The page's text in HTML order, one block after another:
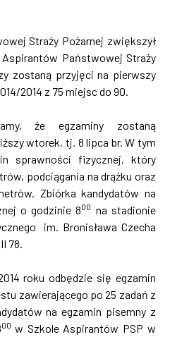
Straży Pożarnej zwiększył
Państwowej Straży
zostaną przyjęci na pierwszy
2014 z 75 miejsc do 90.
że egzaminy zostaną
wtorek, tj. 8 lipca br. W tym
sprawności fizycznej, który
podciągania na drążku oraz
Zbiórka kandydatów na
o godzinie 800 na stadionie
im. Bronisława Czecha
78.
roku odbędzie się egzamin
zawierającego po 25 zadań z
na egzamin pisemny z
00 w Szkole Aspirantów PSP w